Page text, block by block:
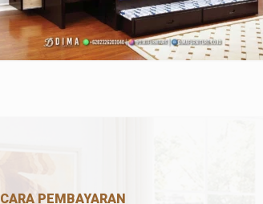
CARA PEMBAYARAN